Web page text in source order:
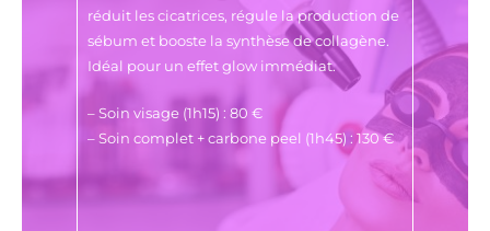
réduit les cicatrices, régule la production de
sébum et booste la synthèse de collagène.
Idéal pour un effet glow immédiat.
– Soin visage (1h15) : 80 €
– Soin complet + carbone peel (1h45) : 130 €